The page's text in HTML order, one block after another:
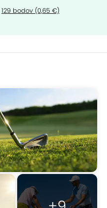
129 bodov (0,65 €)